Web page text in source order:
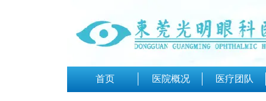
首页 医院概况 医疗团队